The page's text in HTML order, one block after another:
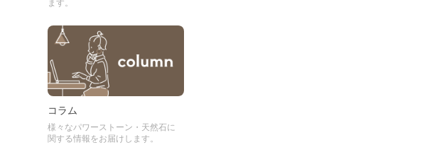
ます。
コラム
様々なパワーストーン・天然石に
関する情報をお届けします。